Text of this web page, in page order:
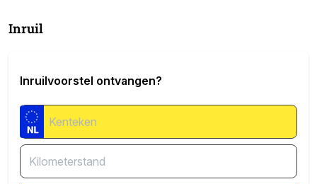
Inruil
Inruilvoorstel ontvangen?